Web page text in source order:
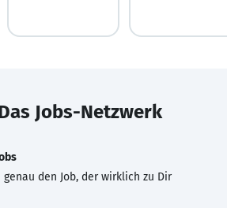
Jobs-Netzwerk
genau den Job, der wirklich zu Dir